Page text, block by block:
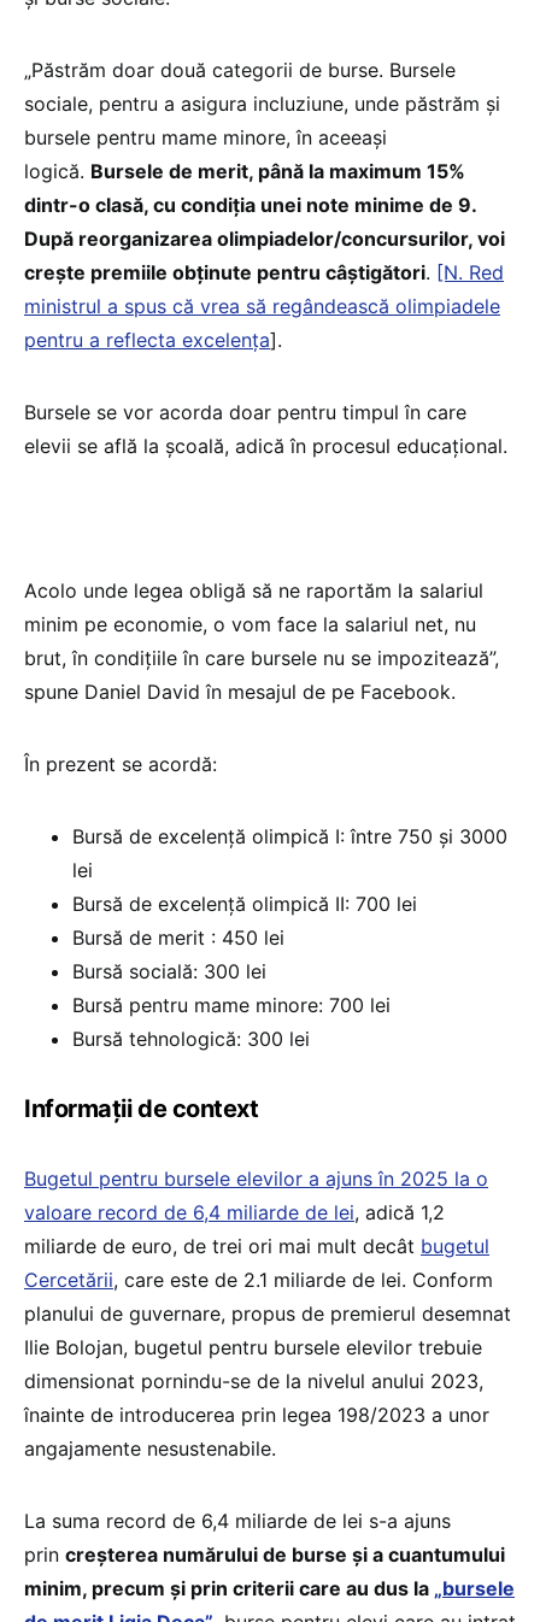
„Păstrăm doar două categorii de burse. Bursele
sociale, pentru a asigura incluziune, unde păstrăm și
bursele pentru mame minore, în aceeași
logică. Bursele de merit, până la maximum 15%
dintr-o clasă, cu condiția unei note minime de 9.
După reorganizarea olimpiadelor/concursurilor, voi
crește premiile obținute pentru câștigători. [N. Red
ministrul a spus că vrea să regândească olimpiadele
pentru a reflecta excelența].
Bursele se vor acorda doar pentru timpul în care
elevii se află la școală, adică în procesul educațional.
Acolo unde legea obligă să ne raportăm la salariul
minim pe economie, o vom face la salariul net, nu
brut, în condițiile în care bursele nu se impozitează”,
spune Daniel David în mesajul de pe Facebook.
În prezent se acordă:
Bursă de excelenţă olimpică I: între 750 și 3000
lei
Bursă de excelenţă olimpică II: 700 lei
Bursă de merit : 450 lei
Bursă socială: 300 lei
Bursă pentru mame minore: 700 lei
Bursă tehnologică: 300 lei
Informații de context
Bugetul pentru bursele elevilor a ajuns în 2025 la o
valoare record de 6,4 miliarde de lei, adică 1,2
miliarde de euro, de trei ori mai mult decât bugetul
Cercetării, care este de 2.1 miliarde de lei. Conform
planului de guvernare, propus de premierul desemnat
Ilie Bolojan, bugetul pentru bursele elevilor trebuie
dimensionat pornindu-se de la nivelul anului 2023,
înainte de introducerea prin legea 198/2023 a unor
angajamente nesustenabile.
La suma record de 6,4 miliarde de lei s-a ajuns
prin creșterea numărului de burse și a cuantumului
minim, precum și prin criterii care au dus la „bursele